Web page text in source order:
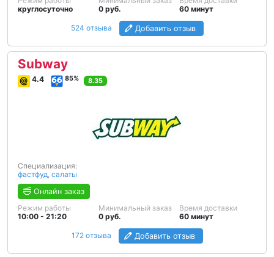
круглосуточно
0 руб.
60 минут
524 отзыва Добавить отзыв
Subway
4.4 85% 8.35
Специализация:
фастфуд салаты
Онлайн заказ
Режим работы
10:00 - 21:20
Минимальный заказ
0 руб.
Время доставки
60 минут
172 отзыва Добавить отзыв